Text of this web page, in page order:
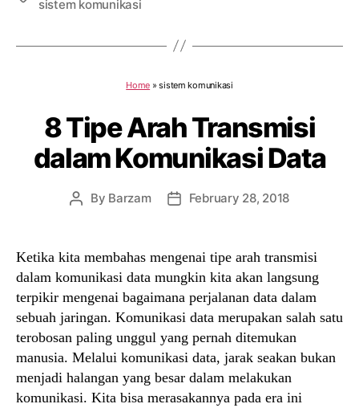
sistem komunikasi
Home »sistem komunikasi
8 Tipe Arah Transmisi
dalam Komunikasi Data
Post
By Barzam
PostFebruary 28, 2018
Ketika kita membahas mengenai tipe arah transmisi
dalam komunikasi data mungkin kita akan langsung
terpikir mengenai bagaimana perjalanan data dalam
sebuah jaringan. Komunikasi data merupakan salah satu
terobosan paling unggul yang pernah ditemukan
manusia. Melalui komunikasi data, jarak seakan bukan
menjadi halangan yang besar dalam melakukan
komunikasi. Kita bisa merasakannya pada era ini